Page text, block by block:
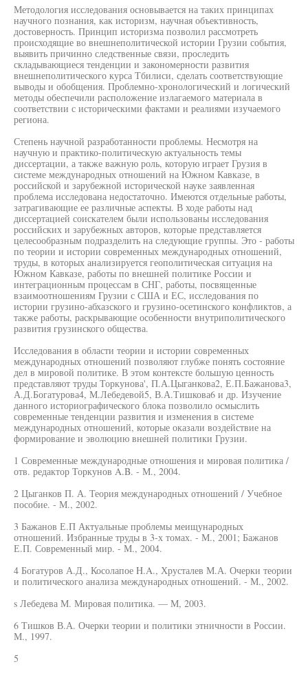
Методология исследования основывается на таких принципах
научного познания, как историзм, научная объективность,
достоверность. Принцип историзма позволил рассмотреть
происходящие во внешнеполитической истории Грузии события,
выявить причинно следственные связи, проследить
складывающиеся тенденции и закономерности развития
внешнеполитического курса Тбилиси, сделать соответствующие
выводы и обобщения. Проблемно-хронологический и логический
методы обеспечили расположение излагаемого материала в
соответствии с историческими фактами и реалиями изучаемого
региона.
Степень научной разработанности проблемы. Несмотря на
научную и практико-политическую актуальность темы
диссертации, а также важную роль, которую играет Грузия в
системе международных отношений на Южном Кавказе, в
российской и зарубежной исторической науке заявленная
проблема исследована недостаточно. Имеются отдельные работы,
затрагивающие ее различные аспекты. В ходе работы над
диссертацией соискателем были использованы исследования
российских и зарубежных авторов, которые представляется
целесообразным подразделить на следующие группы. Это - работы
по теории и истории современных международных отношений,
труды, в которых анализируется геополитическая ситуация на
Южном Кавказе, работы по внешней политике России и
интеграционным процессам в СНГ, работы, посвященные
взаимоотношениям Грузии с США и ЕС, исследования по
истории грузино-абхазского и грузино-осетинского конфликтов, а
также работы, раскрывающие особенности внутриполитического
развития грузинского общества.
Исследования в области теории и истории современных
международных отношений позволяют глубже понять состояние
дел в мировой политике. В этом контексте большую ценность
представляют труды Торкунова', П.А.Цыганкова2, Е.П.Бажанова3,
А.Д.Богатурова4, М.Лебедевой5, В.А.Тишкова6 и др. Изучение
данного историографического блока позволило осмыслить
современные тенденции развития и изменения в системе
международных отношений, которые оказали воздействие на
формирование и эволюцию внешней политики Грузии.
1 Современные международные отношения и мировая политика /
отв. редактор Торкунов A.B. - М., 2004.
2 Цыганков П. А. Теория международных отношений / Учебное
пособие. - М., 2002.
3 Бажанов Е.П Актуальные проблемы меищународных
отношений. Избранные труды в 3-х томах. - М., 2001; Бажанов
Е.П. Современный мир. - М., 2004.
4 Богатуров А.Д., Косолапое H.A., Хрусталев М.А. Очерки теории
и политического анализа международных отношений. - М., 2002.
s Лебедева М. Мировая политика. — М, 2003.
6 Тишков В.А. Очерки теории и политики этничности в России.
М., 1997.
5